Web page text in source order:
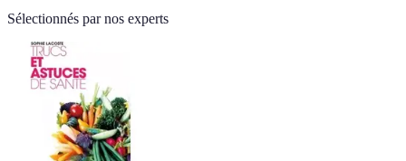
Sélectionnés par nos experts